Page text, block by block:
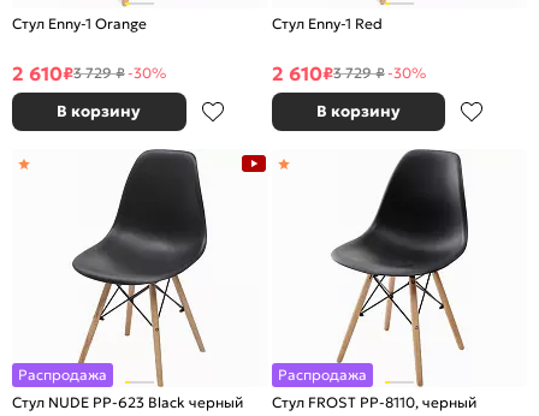
Стул Enny-1 Orange
2 610₽3 729 ₽-30%
В корзину
Стул Enny-1 Red
2 610₽3 729 ₽-30%
В корзину
Распродажа
Стул NUDE PP-623 Black черный
Распродажа
Стул FROST PP-8110, черный